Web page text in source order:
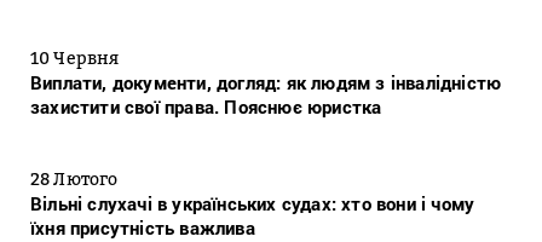
10 Червня
Виплати, документи, догляд: як людям з інвалідністю
захистити свої права. Пояснює юристка
28 Лютого
Вільні слухачі в українських судах: хто вони і чому
їхня присутність важлива